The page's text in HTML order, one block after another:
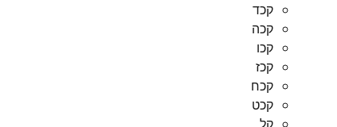
קכד
קכה
קכו
קכז
קכח
קכט